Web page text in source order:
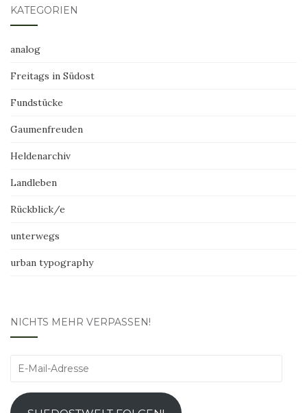
KATEGORIEN
analog
Freitags in Südost
Fundstücke
Gaumenfreuden
Heldenarchiv
Landleben
Rückblick/e
unterwegs
urban typography
NICHTS MEHR VERPASSEN!
E-
Adresse